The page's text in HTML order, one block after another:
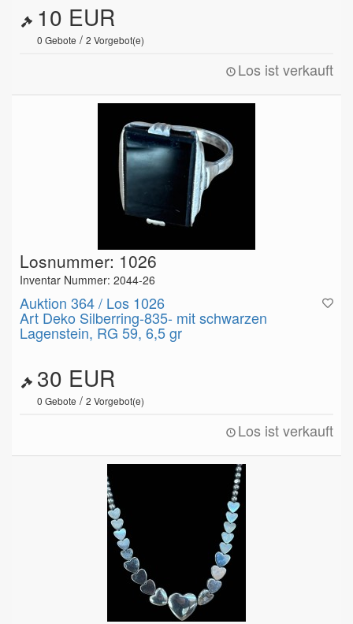
10 EUR
0 Gebote / 2 Vorgebot(e)
Los ist verkauft
Losnummer: 1026
Inventar Nummer: 2044-26
Auktion 364 / Los 1026
Art Deko Silberring-835- mit schwarzen
Lagenstein, RG 59, 6,5 gr
30 EUR
0 Gebote / 2 Vorgebot(e)
Los ist verkauft